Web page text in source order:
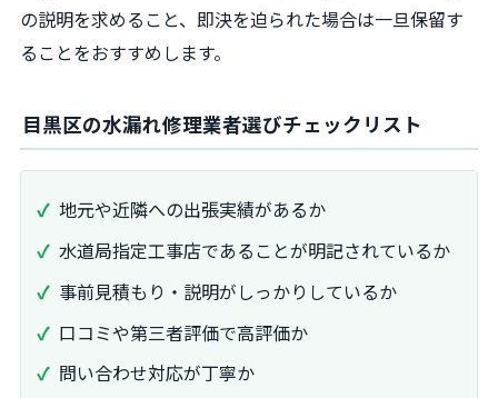
の説明を求めること、即決を迫られた場合は一旦保留す
ることをおすすめします。
目黒区の水漏れ修理業者選びチェックリスト
地元や近隣への出張実績があるか
水道局指定工事店であることが明記されているか
事前見積もり・説明がしっかりしているか
口コミや第三者評価で高評価か
問い合わせ対応が丁寧か